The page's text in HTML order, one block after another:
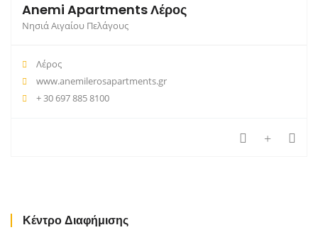
Anemi Apartments Λέρος
Νησιά Αιγαίου Πελάγους
Λέρος
www.anemilerosapartments.gr
+ 30 697 885 8100
Κέντρο Διαφήμισης